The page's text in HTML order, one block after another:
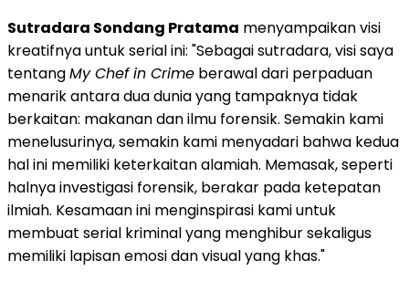
Sutradara Sondang Pratama menyampaikan visi
kreatifnya untuk serial ini: "Sebagai sutradara, visi saya
tentangMy Chef in Crime berawal dari perpaduan
menarik antara dua dunia yang tampaknya tidak
berkaitan: makanan dan ilmu forensik. Semakin kami
menelusurinya, semakin kami menyadari bahwa kedua
hal ini memiliki keterkaitan alamiah. Memasak, seperti
halnya investigasi forensik, berakar pada ketepatan
ilmiah. Kesamaan ini menginspirasi kami untuk
membuat serial kriminal yang menghibur sekaligus
memiliki lapisan emosi dan visual yang khas."